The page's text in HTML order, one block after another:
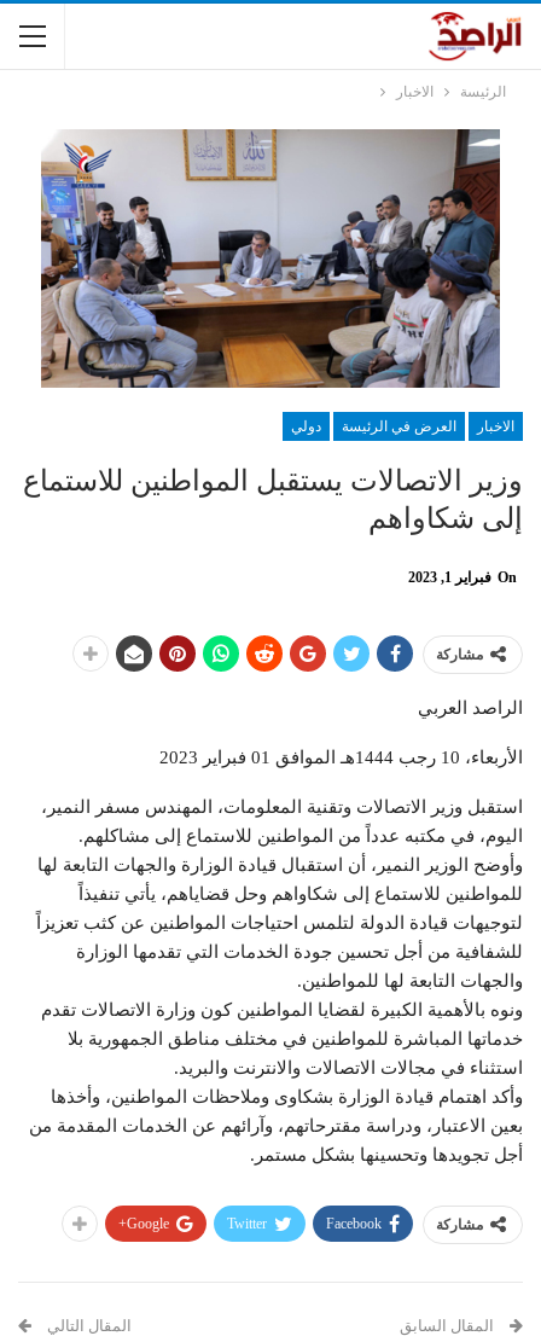
الرئيسة الاخبار
الاخبار العرض في الرئيسة دولي
وزير الاتصالات يستقبل المواطنين للاستماع
إلى شكاواهم
On فبراير 1, 2023
مشاركة
الراصد العربي
الأربعاء، 10 رجب 1444هـ الموافق 01 فبراير 2023
استقبل وزير الاتصالات وتقنية المعلومات، المهندس مسفر النمير،
اليوم، في مكتبه عدداً من المواطنين للاستماع إلى مشاكلهم.
وأوضح الوزير النمير، أن استقبال قيادة الوزارة والجهات التابعة لها
للمواطنين للاستماع إلى شكاواهم وحل قضاياهم، يأتي تنفيذاً
لتوجيهات قيادة الدولة لتلمس احتياجات المواطنين عن كثب تعزيزاً
للشفافية من أجل تحسين جودة الخدمات التي تقدمها الوزارة
والجهات التابعة لها للمواطنين.
ونوه بالأهمية الكبيرة لقضايا المواطنين كون وزارة الاتصالات تقدم
خدماتها المباشرة للمواطنين في مختلف مناطق الجمهورية بلا
استثناء في مجالات الاتصالات والانترنت والبريد.
وأكد اهتمام قيادة الوزارة بشكاوى وملاحظات المواطنين، وأخذها
بعين الاعتبار، ودراسة مقترحاتهم، وآرائهم عن الخدمات المقدمة من
أجل تجويدها وتحسينها بشكل مستمر.
مشاركة Facebook
Twitter
Google+
المقال السابق المقال التالي